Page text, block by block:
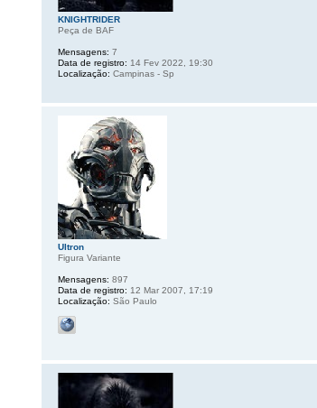
KNIGHTRIDER
Peça de BAF
Mensagens: 7
Data de registro: 14 Fev 2022, 19:30
Localização: Campinas - Sp
Ultron
Figura Variante
Mensagens: 897
Data de registro: 12 Mar 2007, 17:19
Localização: São Paulo